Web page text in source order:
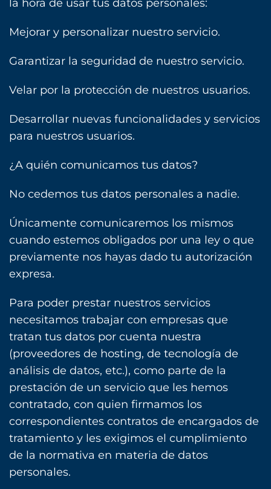
la hora de usar tus datos personales:
Mejorar y personalizar nuestro servicio.
Garantizar la seguridad de nuestro servicio.
Velar por la protección de nuestros usuarios.
Desarrollar nuevas funcionalidades y servicios
para nuestros usuarios.
¿A quién comunicamos tus datos?
No cedemos tus datos personales a nadie.
Únicamente comunicaremos los mismos
cuando estemos obligados por una ley o que
previamente nos hayas dado tu autorización
expresa.
Para poder prestar nuestros servicios
necesitamos trabajar con empresas que
tratan tus datos por cuenta nuestra
(proveedores de hosting, de tecnología de
análisis de datos, etc.), como parte de la
prestación de un servicio que les hemos
contratado, con quien firmamos los
correspondientes contratos de encargados de
tratamiento y les exigimos el cumplimiento
de la normativa en materia de datos
personales.